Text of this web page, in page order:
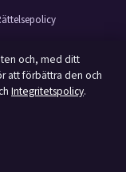
& finansiering
och, med ditt
att förbättra den och
Integritetspolicy.